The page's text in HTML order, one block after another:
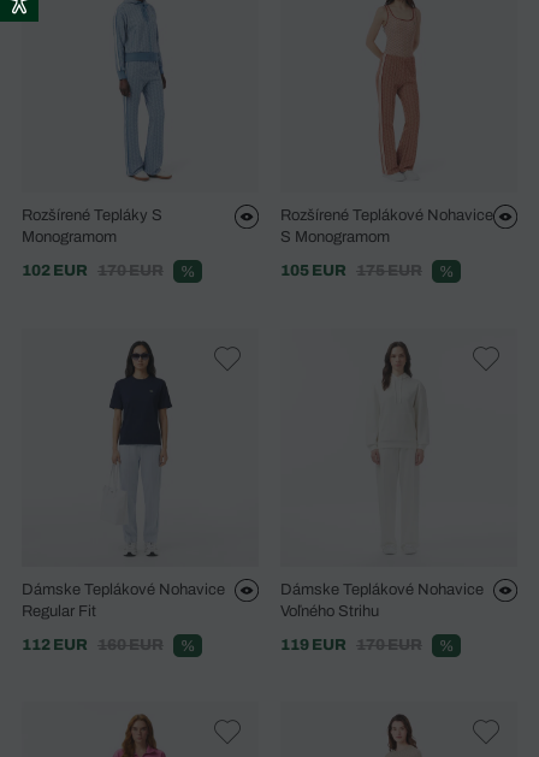
Rozšírené Tepláky S
Monogramom
102 EUR
170 EUR %
Rozšírené Teplákové Nohavice
S Monogramom
105 EUR
175 EUR %
Dámske Teplákové Nohavice
Regular Fit
112 EUR
160 EUR %
Dámske Teplákové Nohavice
Voľného Strihu
119 EUR
170 EUR %